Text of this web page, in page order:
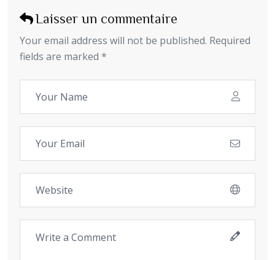
Laisser un commentaire
Your email address will not be published. Required
fields are marked *